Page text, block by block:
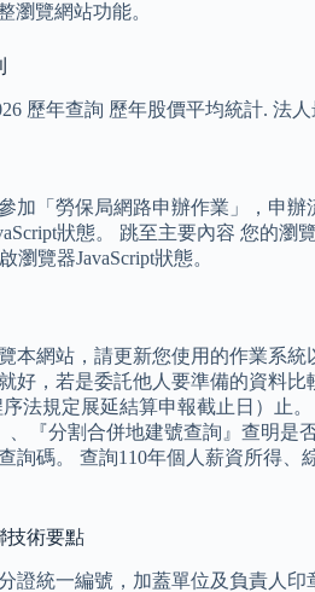
瀏覽網站功能。
歷年查詢 歷年股價平均統計. 法
「勞保局網路申辦作業」，申
狀態。 跳至主要內容 您的瀏
覽器JavaScript狀態。
本網站，請更新您使用的作業系
好，若是委託他人要準備的資料
法規定展延結算申報截止日）止
『分割合併地建號查詢』查明
詢碼。 查詢110年個人薪資所得
技術要點
證統一編號，加蓋單位及負責人